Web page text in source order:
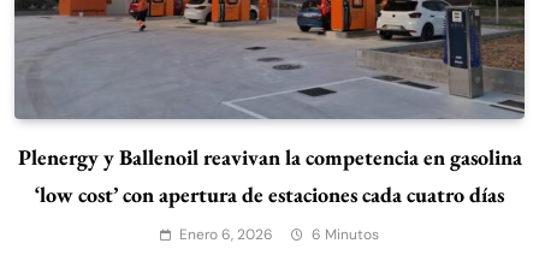
Plenergy y Ballenoil reavivan la competencia en gasolina
‘low cost’ con apertura de estaciones cada cuatro días
Enero 6, 2026 6 Minutos